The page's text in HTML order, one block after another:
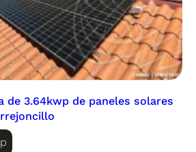
de 3.64kwp de paneles solares